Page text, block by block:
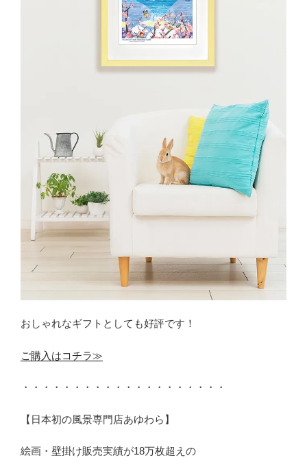
おしゃれなギフトとしても好評です！
ご購入はコチラ≫
・・・・・・・・・・・・・・・・・・・・
【日本初の風景専門店あゆわら】
絵画・壁掛け販売実績が18万枚超えの